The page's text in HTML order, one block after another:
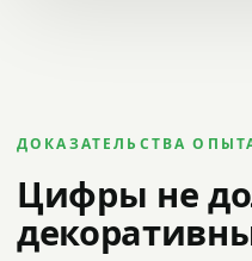
ДОКАЗАТЕЛЬСТВА
Цифры не